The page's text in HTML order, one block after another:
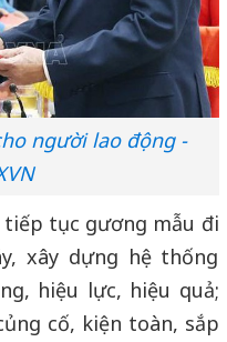
người lao động -
tiếp tục gương mẫu đi
xây dựng hệ thống
hiệu lực, hiệu quả;
cố, kiện toàn, sắp